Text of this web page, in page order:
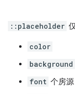
::placeholder
color
background
font 个房源